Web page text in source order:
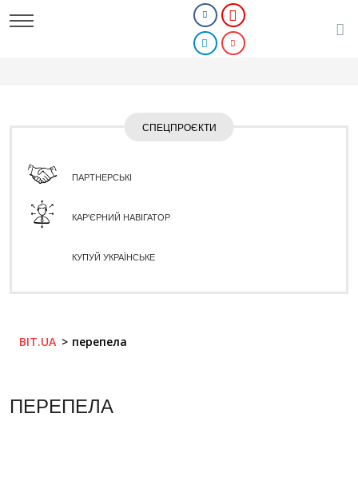
СПЕЦПРОЄКТИ
ПАРТНЕРСЬКІ
КАР'ЄРНИЙ НАВІГАТОР
КУПУЙ УКРАЇНСЬКЕ
BIT.UA перепела
ПЕРЕПЕЛА